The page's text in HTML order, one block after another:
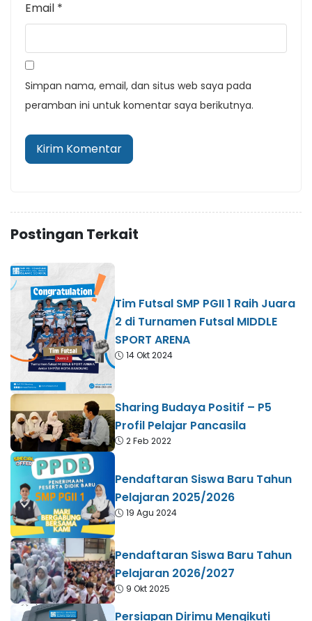
Email *
Simpan nama, email, dan situs web saya pada
peramban ini untuk komentar saya berikutnya.
Postingan Terkait
Tim Futsal SMP PGII 1 Raih Juara
2 di Turnamen Futsal MIDDLE
SPORT ARENA
14 Okt 2024
Sharing Budaya Positif – P5
Profil Pelajar Pancasila
2 Feb 2022
Pendaftaran Siswa Baru Tahun
Pelajaran 2025/2026
19 Agu 2024
Pendaftaran Siswa Baru Tahun
Pelajaran 2026/2027
9 Okt 2025
Persiapan Dirimu Mengikuti